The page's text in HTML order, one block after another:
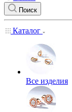
Поиск
Каталог
Все изделия